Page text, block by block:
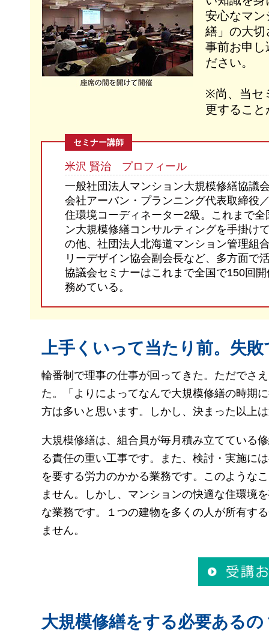
安心なマン
繕」の大切
事前お申し
ださい。
※尚、当セ
更するこ
セミナー講師
米沢 賢治 プロフィール
一般社団法人マンション大規模修繕協議
会社アーバン・プランニング代表取締役
住環境コーディネーター2級。これまで
ン大規模修繕コンサルティングを手掛け
の他、社団法人北海道マンション管理組
リーデザイン協会副会長など、多方面で
協議会セミナーはこれまで全国で150回
務めている。
上手くいって当たり前。失
輪番制で理事の仕事が回ってきた。ただでさ
た。「よりによってなんで大規模修繕の時期
方は多いと思います。しかし、決まった以上
大規模修繕は、組合員が毎月積み立てている
る責任の重い工事です。また、検討・実施に
を要する労力のかかる業務です。このような
ません。しかし、マンションの快適な住環境
な業務です。１つの建物を多くの人が所有す
ません。
大規模修繕をする必要ある